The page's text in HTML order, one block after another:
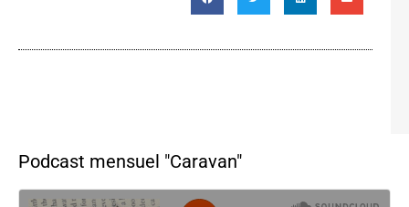
Podcast mensuel "Caravan"